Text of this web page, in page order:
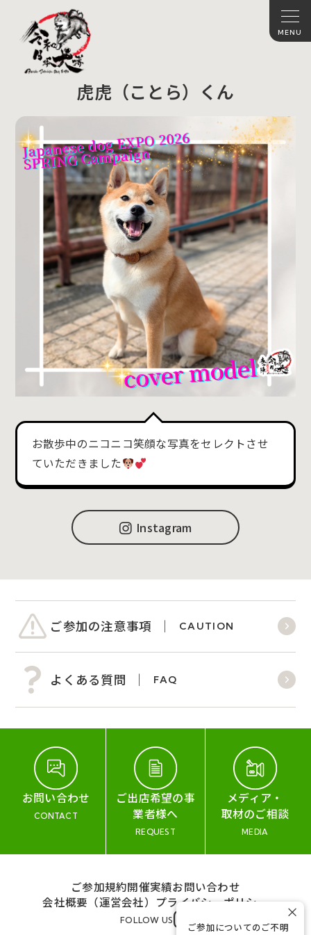
虎虎（ことら）くん
お散歩中のニコニコ笑顔な写真をセレクトさせ
ていただきました
Instagram
ご参加の注意事項 CAUTION
よくある質問 FAQ
お問い合わせ
CONTACT
ご出店希望の事
業者様へ
REQUEST
メディア・
取材のご相談
MEDIA
ご参加規約開催実績お問い合わせ
会社概要（運営会社） プライバシーポリシー
FOLLOW US
ご参加についてのご不明
×